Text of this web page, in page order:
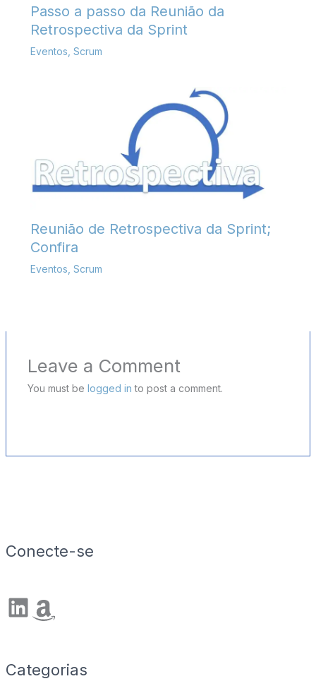
Conecte-se
LinkedIn Amazon
Categorias
Passo a passo da Reunião da
Retrospectiva da Sprint
Eventos Scrum
Reunião de Retrospectiva da Sprint;
Confira
Eventos, Scrum
Leave a Comment
You must be logged in to post a comment.